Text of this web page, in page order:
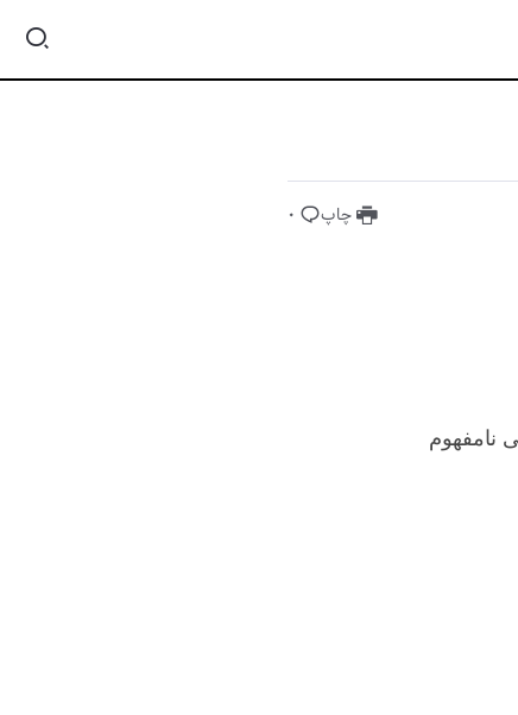
چاپ 0
نامفهوم